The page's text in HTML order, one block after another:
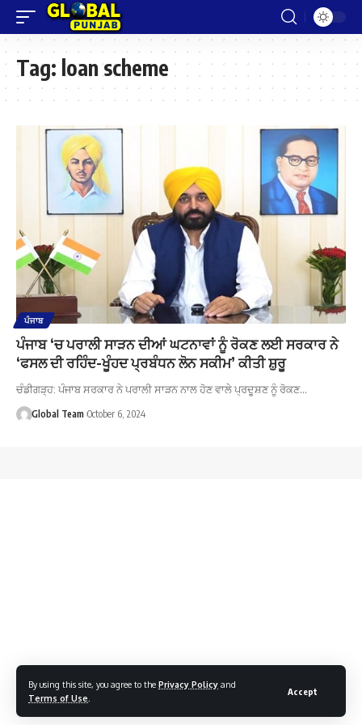
By using this site, you agree to the Privacy Policy and
Terms of Use
Accept
Tag: loan scheme
ਪੰਜਾਬ
ਪੰਜਾਬ ‘ਚ ਪਰਾਲੀ ਸਾੜਨ ਦੀਆਂ ਘਟਨਾਵਾਂ ਨੂੰ ਰੋਕਣ ਲਈ ਸਰਕਾਰ ਨੇ
‘ਫਸਲ ਦੀ ਰਹਿੰਦ-ਖੂੰਹਦ ਪ੍ਰਬੰਧਨ ਲੋਨ ਸਕੀਮ’ ਕੀਤੀ ਸ਼ੁਰੂ
ਚੰਡੀਗੜ੍ਹ: ਪੰਜਾਬ ਸਰਕਾਰ ਨੇ ਪਰਾਲੀ ਸਾੜਨ ਨਾਲ ਹੋਣ ਵਾਲੇ ਪ੍ਰਦੂਸ਼ਣ ਨੂੰ ਰੋਕਣ…
Global Team October 6, 2024